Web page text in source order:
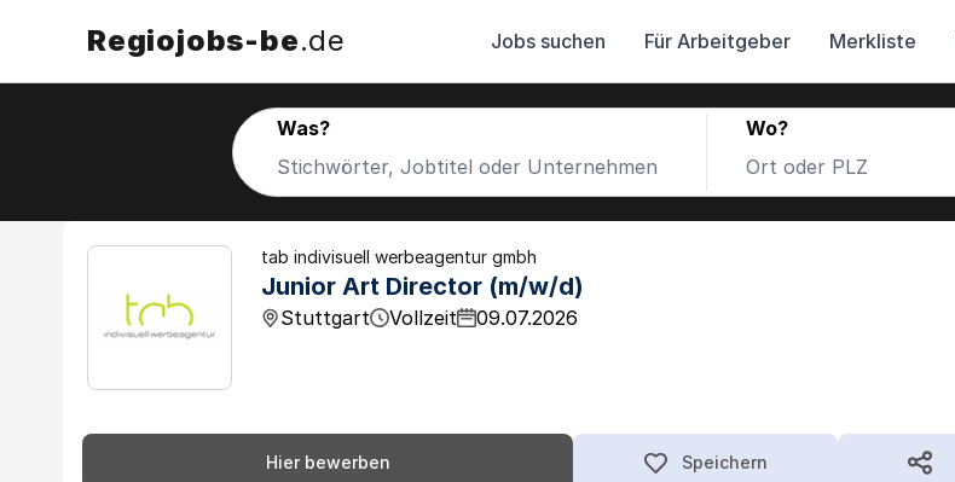
Regiojobs-be.de Jobs suchen Für Arbeitgeber Merkliste
Was? Wo?
tab indivisuell werbeagentur gmbh
Junior Art Director (m/w/d)
Stuttgart Vollzeit 09.07.2026
Hier bewerben Speichern